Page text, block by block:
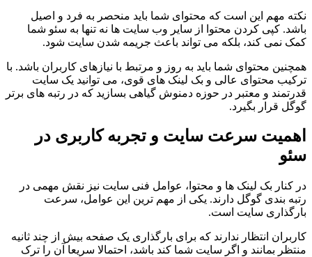
نکته مهم این است که محتوای شما باید منحصر به فرد و اصیل
باشد. کپی کردن محتوا از سایر وب سایت ها نه تنها به سئو شما
کمک نمی کند، بلکه می تواند باعث جریمه شدن سایت شود.
همچنین محتوای شما باید به روز و مرتبط با نیازهای کاربران باشد. با
ترکیب محتوای عالی و بک لینک های قوی، می توانید یک سایت
قدرتمند و معتبر در حوزه دمنوش گیاهی بسازید که در رتبه های برتر
گوگل قرار بگیرد.
اهمیت سرعت سایت و تجربه کاربری در
سئو
در کنار بک لینک ها و محتوا، عوامل فنی سایت نیز نقش مهمی در
رتبه بندی گوگل دارند. یکی از مهم ترین این عوامل، سرعت
بارگذاری سایت است.
کاربران انتظار ندارند که برای بارگذاری یک صفحه بیش از چند ثانیه
منتظر بمانند و اگر سایت شما کند باشد، احتمالا سریعا آن را ترک